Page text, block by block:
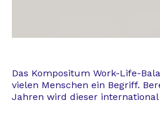
Das Kompositum Work-Life-
vielen Menschen ein Begriff.
Jahren wird dieser